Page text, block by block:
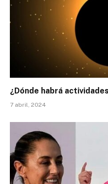
¿Dónde habrá
7 abril, 2024